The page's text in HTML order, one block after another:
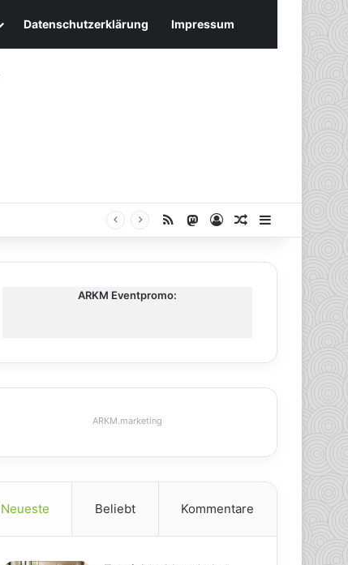
Datenschutzerklärung Impressum
RSS Mastodon
AnmeldenZufälliger
ARKM Eventpromo:
ARKM.marketing
Neueste Beliebt Kommentare